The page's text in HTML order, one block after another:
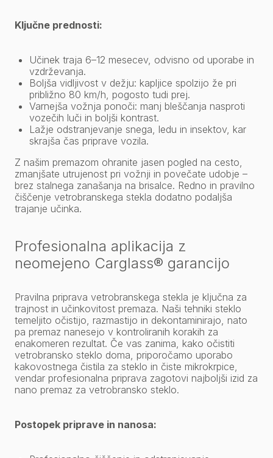
Ključne prednosti:
Učinek traja 6–12 mesecev, odvisno od uporabe in
vzdrževanja.
Boljša vidljivost v dežju: kapljice spolzijo že pri
približno 80 km/h, pogosto tudi prej.
Varnejša vožnja ponoči: manj bleščanja nasproti
vozečih luči in boljši kontrast.
Lažje odstranjevanje snega, ledu in insektov, kar
skrajša čas priprave vozila.
Z našim premazom ohranite jasen pogled na cesto,
zmanjšate utrujenost pri vožnji in povečate udobje –
brez stalnega zanašanja na brisalce. Redno in pravilno
čiščenje vetrobranskega stekla dodatno podaljša
trajanje učinka.
Profesionalna aplikacija z
neomejeno Carglass® garancijo
Pravilna priprava vetrobranskega stekla je ključna za
trajnost in učinkovitost premaza. Naši tehniki steklo
temeljito očistijo, razmastijo in dekontaminirajo, nato
pa premaz nanesejo v kontroliranih korakih za
enakomeren rezultat. Če vas zanima, kako očistiti
vetrobransko steklo doma, priporočamo uporabo
kakovostnega čistila za steklo in čiste mikrokrpice,
vendar profesionalna priprava zagotovi najboljši izid za
nano premaz za vetrobransko steklo.
Postopek priprave in nanosa: